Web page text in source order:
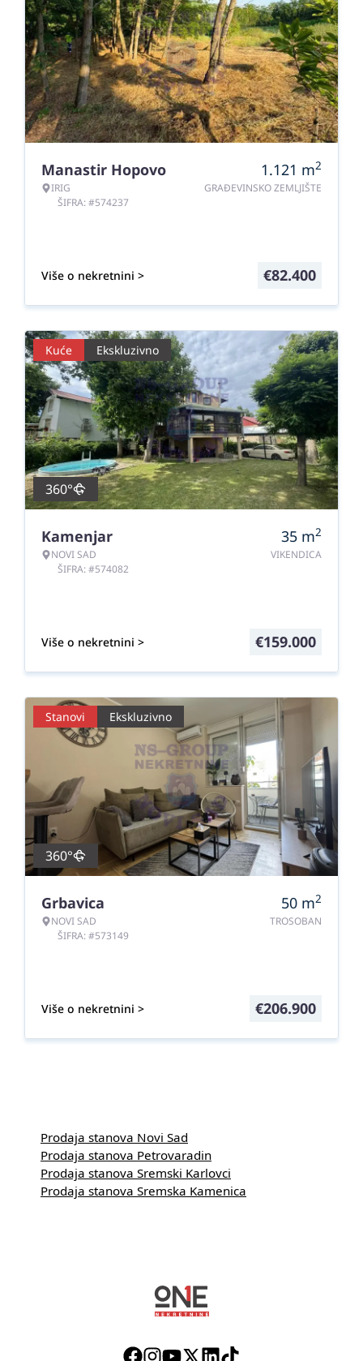
Manastir Hopovo
IRIG
ŠIFRA: #574237
1.121 m2
GRAĐEVINSKO ZEMLJIŠTE
Više o nekretnini > €82.400
Kuće Ekskluzivno
360°
Kamenjar
NOVI SAD
ŠIFRA: #574082
35 m2
VIKENDICA
Više o nekretnini > €159.000
Stanovi Ekskluzivno
360°
Grbavica
NOVI SAD
ŠIFRA: #573149
50 m2
TROSOBAN
Više o nekretnini > €206.900
Prodaja stanova Novi Sad
Prodaja stanova Petrovaradin
Prodaja stanova Sremski Karlovci
Prodaja stanova Sremska Kamenica